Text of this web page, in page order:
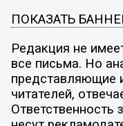
ПОКАЗАТЬ
Редакция не
все письма. Но
представляющие
читателей,
Ответственность